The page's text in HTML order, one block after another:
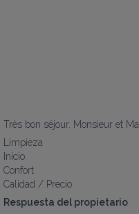
Très bon séjour. Monsieur et
Limpieza
Inicio
Confort
Calidad / Precio
Respuesta del propietario